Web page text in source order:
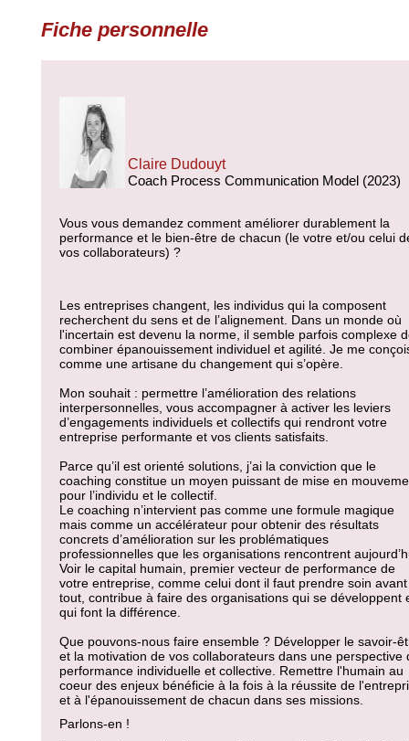
Fiche personnelle
Claire Dudouyt
Coach Process Communication Model (2023)
Vous vous demandez comment améliorer durablement la
performance et le bien-être de chacun (le votre et/ou celui
vos collaborateurs) ?
Les entreprises changent, les individus qui la composent
recherchent du sens et de l’alignement. Dans un monde où
l'incertain est devenu la norme, il semble parfois complexe
combiner épanouissement individuel et agilité. Je me
comme une artisane du changement qui s’opère.
Mon souhait : permettre l’amélioration des relations
interpersonnelles, vous accompagner à activer les leviers
d’engagements individuels et collectifs qui rendront votre
entreprise performante et vos clients satisfaits.
Parce qu’il est orienté solutions, j’ai la conviction que le
coaching constitue un moyen puissant de mise en
pour l’individu et le collectif.
Le coaching n’intervient pas comme une formule magique
mais comme un accélérateur pour obtenir des résultats
concrets d’amélioration sur les problématiques
professionnelles que les organisations rencontrent
Voir le capital humain, premier vecteur de performance de
votre entreprise, comme celui dont il faut prendre soin avant
tout, contribue à faire des organisations qui se développent
qui font la différence.
Que pouvons-nous faire ensemble ? Développer le savoir-
et la motivation de vos collaborateurs dans une perspective
performance individuelle et collective. Remettre l'humain au
coeur des enjeux bénéficie à la fois à la réussite de
et à l'épanouissement de chacun dans ses missions.
Parlons-en !